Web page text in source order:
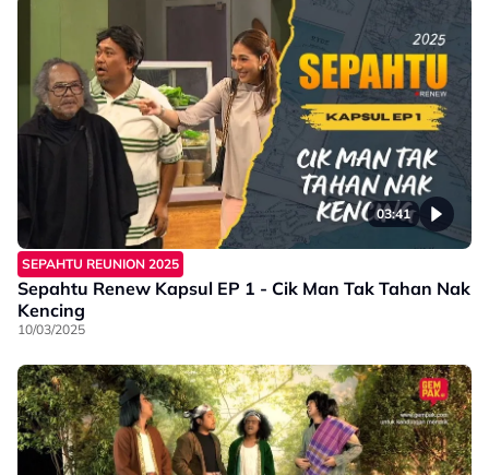
03:41
SEPAHTU REUNION 2025
Sepahtu Renew Kapsul EP 1 - Cik Man Tak Tahan Nak
Kencing
10/03/2025